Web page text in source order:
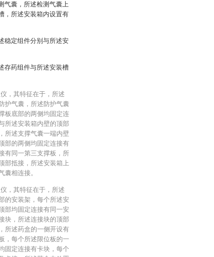
气囊，所述检测气囊上
，所述安装箱内设置有
稳定组件分别与所述安
存药组件与所述安装槽
，其特征在于，所述
护气囊，所述防护气囊
板底部的两侧均固定连
所述安装箱内壁的顶部
所述支撑气囊一端内壁
部的两侧均固定连接有
有同一第三支撑板，所
部抵接，所述安装箱上
囊相连接。
，其特征在于，所述
的安装架，每个所述安
部均固定连接有同一安
块，所述连接块的顶部
所述药盒的一侧开设有
，每个所述限位板的一
固定连接有卡块，每个